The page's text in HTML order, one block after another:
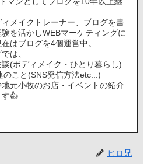
メイクトレーナー、ブログを書
を活かしWEBマーケティングに
はブログを4個運営中。
は、
談(ボディメイク・ひとり暮らし)
のこと(SNS発信方法etc...)
地元小牧のお店・イベントの紹介
す👍️
ヒロ兄